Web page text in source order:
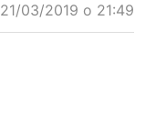
21/03/2019 o 21:49